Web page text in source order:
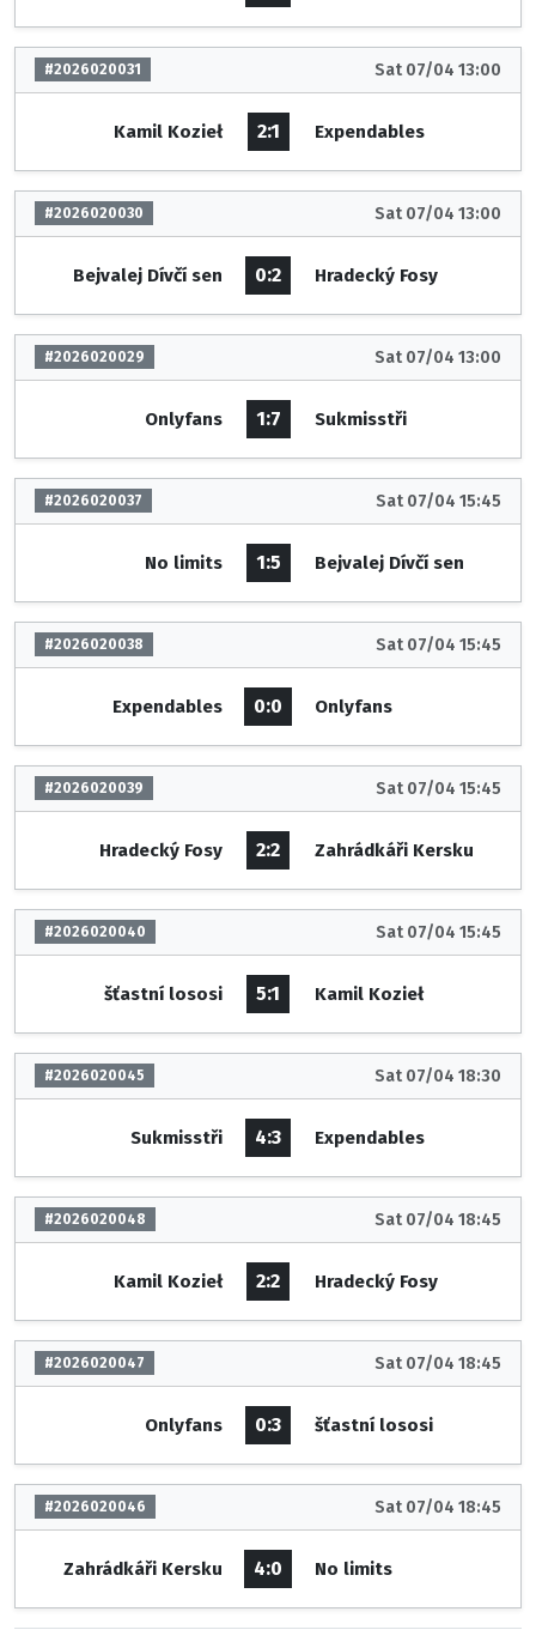
#2026020031 Sat 07/04 13:00
Kamil Kozieł 2:1 Expendables
#2026020030 Sat 07/04 13:00
Bejvalej Dívčí sen 0:2 Hradecký Fosy
#2026020029 Sat 07/04 13:00
Onlyfans 1:7 Sukmisstři
#2026020037 Sat 07/04 15:45
No limits 1:5 Bejvalej Dívčí sen
#2026020038 Sat 07/04 15:45
Expendables 0:0 Onlyfans
#2026020039 Sat 07/04 15:45
Hradecký Fosy 2:2 Zahrádkáři Kersku
#2026020040 Sat 07/04 15:45
šťastní lososi 5:1 Kamil Kozieł
#2026020045 Sat 07/04 18:30
Sukmisstři 4:3 Expendables
#2026020048 Sat 07/04 18:45
Kamil Kozieł 2:2 Hradecký Fosy
#2026020047 Sat 07/04 18:45
Onlyfans 0:3 šťastní lososi
#2026020046 Sat 07/04 18:45
Zahrádkáři Kersku 4:0 No limits